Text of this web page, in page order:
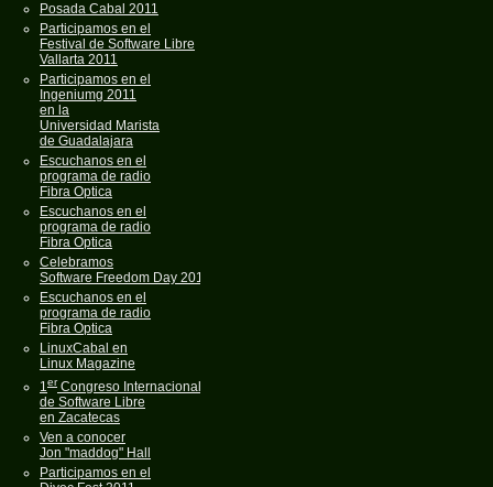
Posada Cabal 2011
Participamos en el
Festival de Software Libre
Vallarta 2011
Participamos en el
Ingeniumg 2011
en la
Universidad Marista
de Guadalajara
Escuchanos en el
programa de radio
Fibra Optica
Escuchanos en el
programa de radio
Fibra Optica
Celebramos
Software Freedom Day 2011
Escuchanos en el
programa de radio
Fibra Optica
LinuxCabal en
Linux Magazine
1er Congreso Internacional
de Software Libre
en Zacatecas
Ven a conocer
Jon "maddog" Hall
Participamos en el